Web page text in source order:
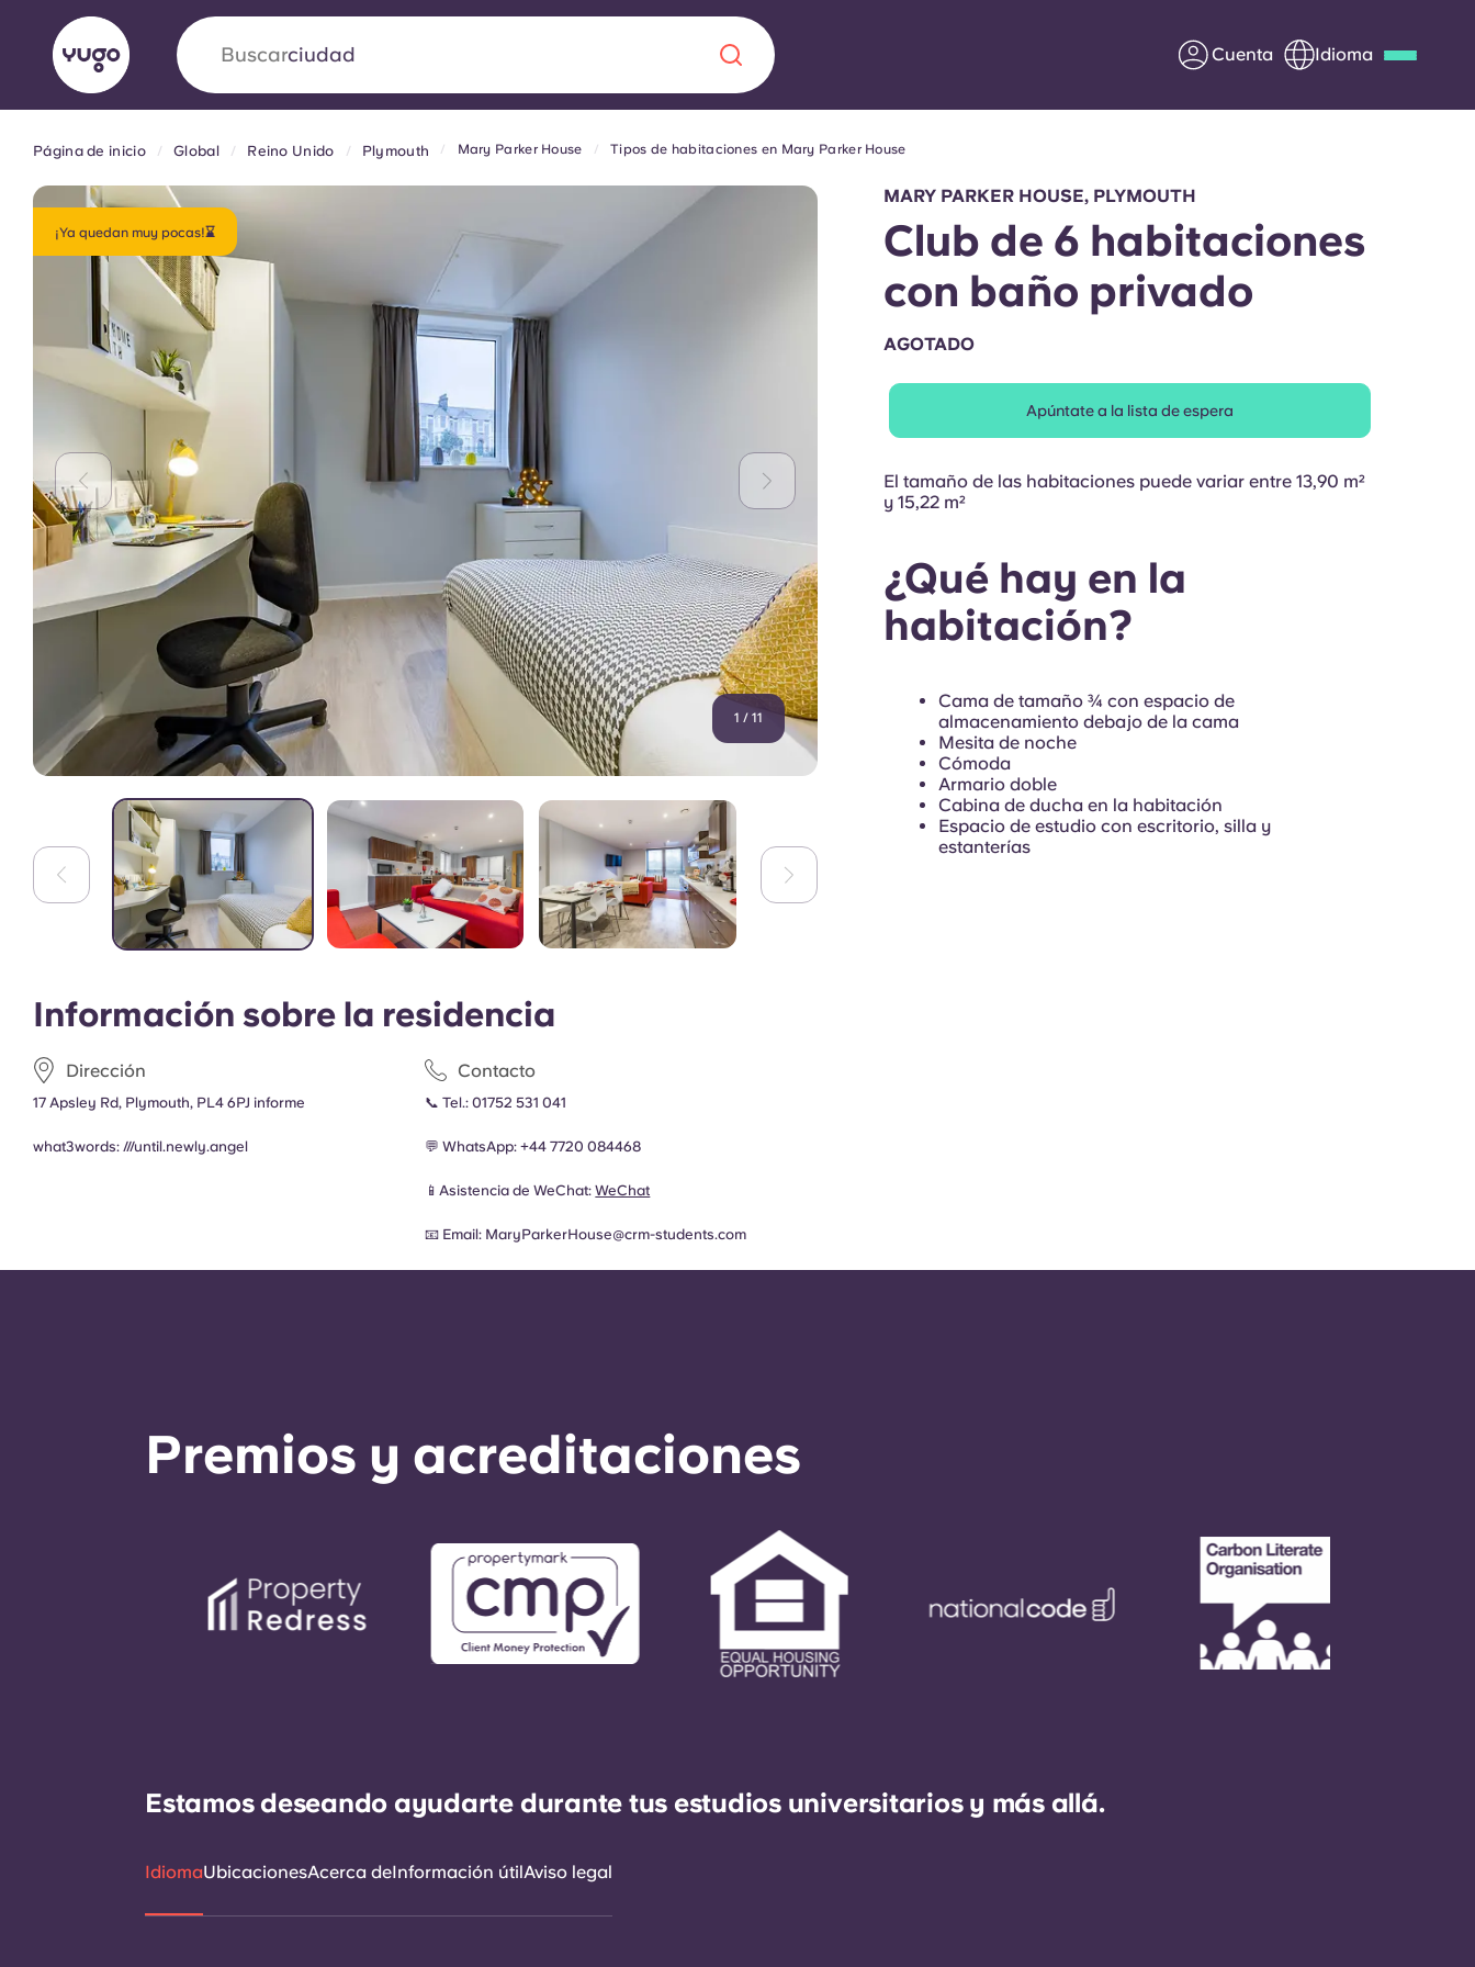
Buscarciudad Cuenta Idioma
Acerca deUbicacionesMás
Yugo VCARB: Impulsando una nueva era
en el alojamiento para estudiantes
La colaboración pionera Yugocon VCARB impulsa la innovación,
la ambición y momentos inolvidables para los estudiantes.
Colabora con Yugo
padres
nosotros
English (GB) English (US)
Página de inicio Global Reino Unido Plymouth Mary Parker House Tipos de habitaciones en Mary Parker House
¡Ya quedan muy pocas!⌛
1 / 11
Información sobre la residencia
Dirección
17 Apsley Rd, Plymouth, PL4 6PJ informe
what3words: ///until.newly.angel
Contacto
📞 Tel.:01752 531 041
💬 WhatsApp:+447720 084468
📱Asistencia de WeChat:WeChat
📧 Email: MaryParkerHouse@crm-students.com
MARY PARKER HOUSE, PLYMOUTH
Club de 6 habitaciones
con baño privado
AGOTADO
Apúntate a la lista de espera
El tamaño de las habitaciones puede variar entre 13,90 m²
y 15,22 m²
¿Qué hay en la
habitación?
Cama de tamaño ¾ con espacio de
almacenamiento debajo de la cama
Mesita de noche
Cómoda
Armario doble
Cabina de ducha en la habitación
Espacio de estudio con escritorio, silla y
estanterías
Premios y acreditaciones
Estamos deseando ayudarte durante tus estudios universitarios y más allá.
IdiomaUbicacionesAcerca deInformación útilAviso legal